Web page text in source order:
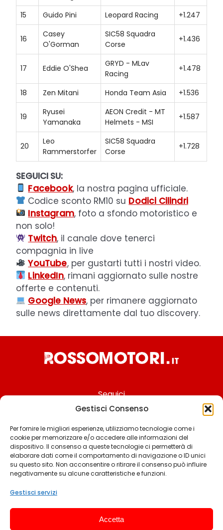
Gestisci Consenso
Per fornire le migliori esperienze, utilizziamo tecnologie come i
cookie per memorizzare e/o accedere alle informazioni del
dispositivo. Il consenso a queste tecnologie ci permetterà di
elaborare dati come il comportamento di navigazione o ID unici
su questo sito. Non acconsentire o ritirare il consenso può influire
negativamente su alcune caratteristiche e funzioni.
Gestisci servizi
Accetta
15
Guido Pini Leopard Racing +1.247
16
Casey
O'Gorman
SIC58 Squadra
Corse
+1.436
17 Eddie O'Shea
GRYD - MLav
Racing
+1.478
18 Zen Mitani Honda Team Asia +1.536
19
Ryusei
Yamanaka
AEON Credit - MT
Helmets - MSI
+1.587
20
Leo
Rammerstorfer
SIC58 Squadra
Corse
+1.728
SEGUICI SU:
Facebook, la nostra pagina ufficiale.
Codice sconto RM10 su Dodici Cilindri
Instagram, foto a sfondo motoristico e
non solo!
Twitch, il canale dove tenerci
compagnia in live
YouTube, per gustarti tutti i nostri video.
LinkedIn, rimani aggiornato sulle nostre
offerte e contenuti.
Google News, per rimanere aggiornato
sulle news direttamente dal tuo discovery.
Seguici
Chi siamo
Contattaci
Termini & Condizioni
Privacy policy